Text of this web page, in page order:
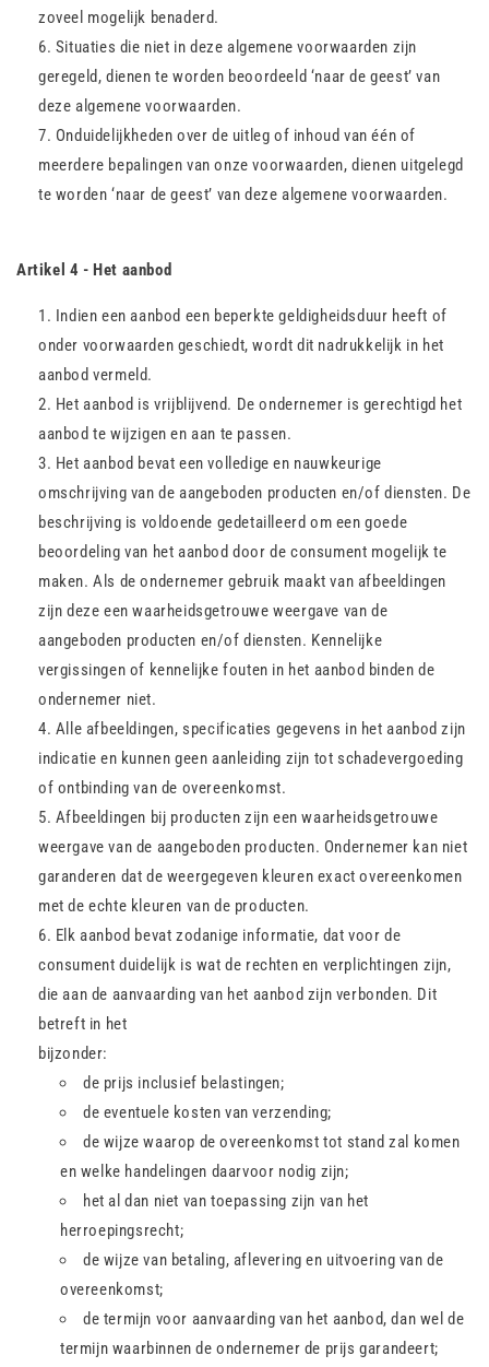
zoveel mogelijk benaderd.
Situaties die niet in deze algemene voorwaarden zijn
geregeld, dienen te worden beoordeeld ‘naar de geest’ van
deze algemene voorwaarden.
Onduidelijkheden over de uitleg of inhoud van één of
meerdere bepalingen van onze voorwaarden, dienen uitgelegd
te worden ‘naar de geest’ van deze algemene voorwaarden.
Artikel 4 - Het aanbod
Indien een aanbod een beperkte geldigheidsduur heeft of
onder voorwaarden geschiedt, wordt dit nadrukkelijk in het
aanbod vermeld.
Het aanbod is vrijblijvend. De ondernemer is gerechtigd het
aanbod te wijzigen en aan te passen.
Het aanbod bevat een volledige en nauwkeurige
omschrijving van de aangeboden producten en/of diensten. De
beschrijving is voldoende gedetailleerd om een goede
beoordeling van het aanbod door de consument mogelijk te
maken. Als de ondernemer gebruik maakt van afbeeldingen
zijn deze een waarheidsgetrouwe weergave van de
aangeboden producten en/of diensten. Kennelijke
vergissingen of kennelijke fouten in het aanbod binden de
ondernemer niet.
Alle afbeeldingen, specificaties gegevens in het aanbod zijn
indicatie en kunnen geen aanleiding zijn tot schadevergoeding
of ontbinding van de overeenkomst.
Afbeeldingen bij producten zijn een waarheidsgetrouwe
weergave van de aangeboden producten. Ondernemer kan niet
garanderen dat de weergegeven kleuren exact overeenkomen
met de echte kleuren van de producten.
Elk aanbod bevat zodanige informatie, dat voor de
consument duidelijk is wat de rechten en verplichtingen zijn,
die aan de aanvaarding van het aanbod zijn verbonden. Dit
betreft in het
bijzonder:
de prijs inclusief belastingen;
de eventuele kosten van verzending;
de wijze waarop de overeenkomst tot stand zal komen
en welke handelingen daarvoor nodig zijn;
het al dan niet van toepassing zijn van het
herroepingsrecht;
de wijze van betaling, aflevering en uitvoering van de
overeenkomst;
de termijn voor aanvaarding van het aanbod, dan wel de
termijn waarbinnen de ondernemer de prijs garandeert;